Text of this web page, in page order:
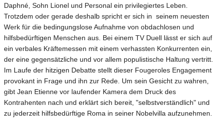
Daphné, Sohn Lionel und Personal ein privilegiertes Leben.
Trotzdem oder gerade deshalb spricht er sich in seinem neuesten
Werk für die bedingungslose Aufnahme von obdachlosen und
hilfsbedürftigen Menschen aus. Bei einem TV Duell lässt er sich auf
ein verbales Kräftemessen mit einem verhassten Konkurrenten ein,
der eine gegensätzliche und vor allem populistische Haltung vertritt.
Im Laufe der hitzigen Debatte stellt dieser Fougeroles Engagement
provokant in Frage und ihn zur Rede. Um sein Gesicht zu wahren,
gibt Jean Etienne vor laufender Kamera dem Druck des
Kontrahenten nach und erklärt sich bereit, "selbstverständlich" und
zu jederzeit hilfsbedürftige Roma in seiner Nobelvilla aufzunehmen.